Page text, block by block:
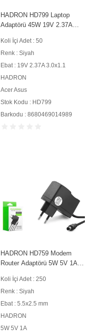
HADRON HD799 Laptop
Adaptörü 45W 19V 2.37A
Koli İçi Adet : 50
Renk : Siyah
Ebat : 19V 2.37A 3.0x1.1
HADRON
Acer Asus
Stok Kodu : HD799
Barkodu : 8680469014989
HADRON HD759 Modem
Router Adaptörü 5W 5V 1A
Koli İçi Adet : 250
Renk : Siyah
Ebat : 5.5x2.5 mm
HADRON
5W 5V 1A